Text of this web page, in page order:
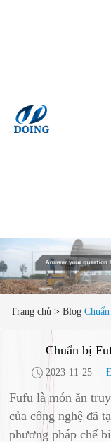
Trang chủ > Blog
Chuẩn bị
2023-11-25
Fufu là món ăn
của công nghệ đã
phương pháp chế